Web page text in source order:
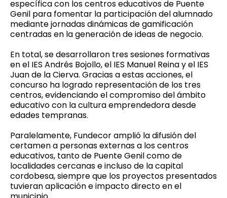
específica con los centros educativos de Puente
Genil para fomentar la participación del alumnado
mediante jornadas dinámicas de gamificación
centradas en la generación de ideas de negocio.
En total, se desarrollaron tres sesiones formativas
en el IES Andrés Bojollo, el IES Manuel Reina y el IES
Juan de la Cierva. Gracias a estas acciones, el
concurso ha logrado representación de los tres
centros, evidenciando el compromiso del ámbito
educativo con la cultura emprendedora desde
edades tempranas.
Paralelamente, Fundecor amplió la difusión del
certamen a personas externas a los centros
educativos, tanto de Puente Genil como de
localidades cercanas e incluso de la capital
cordobesa, siempre que los proyectos presentados
tuvieran aplicación e impacto directo en el